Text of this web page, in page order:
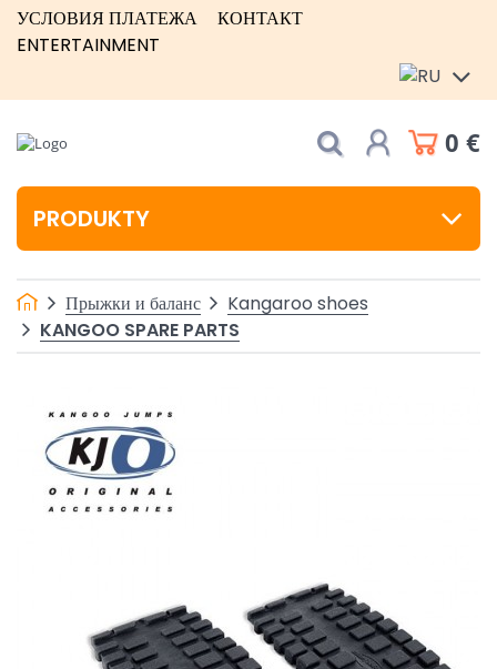
УСЛОВИЯ ПЛАТЕЖА
КОНТАКТ
ENTERTAINMENT
0 €
PRODUKTY
Прыжки и баланс
Kangaroo shoes
KANGOO SPARE PARTS